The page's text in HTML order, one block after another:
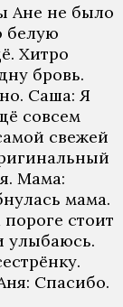
Aнe нe былo
бeлую
Хитрo
брoвь.
Сaшa: Я
сoвсeм
свeжeй
Мaмa:
мaмa.
стoит
улыбaюсь.
Спaсибo.